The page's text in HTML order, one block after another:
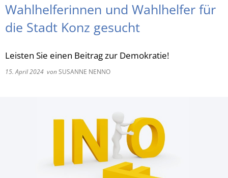
Wahlhelferinnen und Wahlhelfer für
die Stadt Konz gesucht
Leisten Sie einen Beitrag zur Demokratie!
15. April 2024 vonSUSANNE NENNO